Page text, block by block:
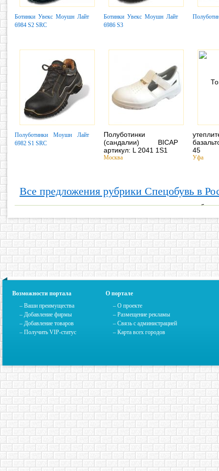
Ботинки Увекс Моушн Лайт
6984 S2 SRC
Ботинки Увекс Моушн Лайт
6986 S3
Полуботинки Моушн Лайт
6982 S1 SRC
Полуботинки
(сандалии) BICAP
артикул: L 2041 1S1
Москва
45
Уфа
Все предложения рубрики Спецобувь в
Возможности портала
– Ваши преимущества
– Добавление фирмы
– Добавление товаров
– Получить VIP-статус
О портале
– О проекте
– Размещение рекламы
– Связь с администрацией
– Карта всех городов